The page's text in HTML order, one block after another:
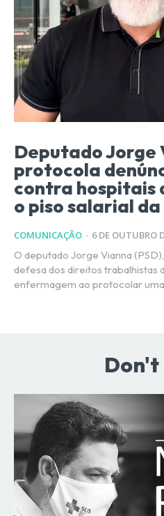
Deputado Jorge
protocola
contra hospitais
o piso salarial
COMUNICAÇÃO - 6 DE OUTUBRO
O deputado Jorge Vianna
defesa dos direitos trabalhistas
enfermagem ao protocolar uma
Don't